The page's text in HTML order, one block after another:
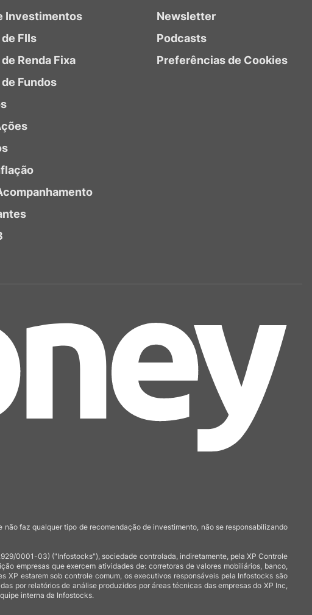
Investimentos
FIIs
Renda Fixa
Fundos
Newsletter
Podcasts
Preferências de Cookies
faz qualquer tipo de recomendação de investimento, não se responsabilizando
0001-03) ("Infostocks"), sociedade controlada, indiretamente, pela XP Controle
empresas que exercem atividades de: corretoras de valores mobiliários, banco,
XP estarem sob controle comum, os executivos responsáveis pela Infostocks são
por relatórios de análise produzidos por áreas técnicas das empresas do XP Inc,
interna da Infostocks.